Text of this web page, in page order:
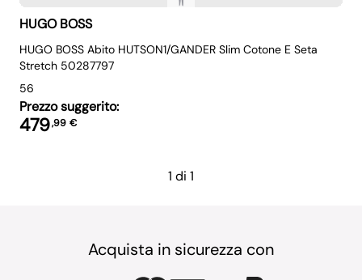
HUGO BOSS
HUGO BOSS Abito HUTSON1/GANDER Slim Cotone E Seta
Stretch 50287797
56
Prezzo suggerito:
479,99 €
1 di 1
Acquista in sicurezza con